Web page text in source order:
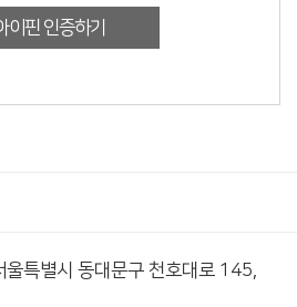
이핀 인증하기
특별시 동대문구 천호대로 145,